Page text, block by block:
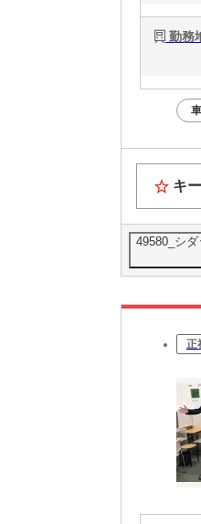
勤務
キ
49580_シ
正